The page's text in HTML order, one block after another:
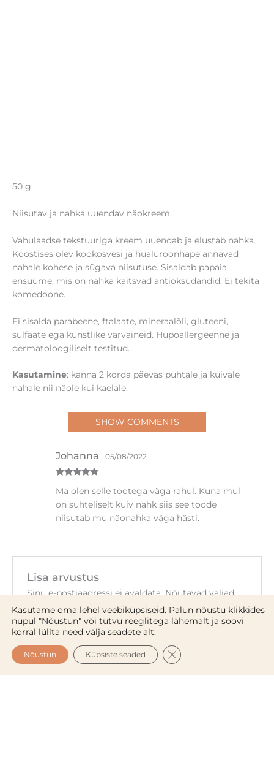
50 g
Niisutav ja nahka uuendav näokreem.
Vahulaadse tekstuuriga kreem uuendab ja elustab nahka.
Koostises olev kookosvesi ja hüaluroonhape annavad
nahale kohese ja sügava niisutuse. Sisaldab papaia
ensüüme, mis on nahka kaitsvad antioksüdandid. Ei tekita
komedoone.
Ei sisalda parabeene, ftalaate, mineraalõli, gluteeni,
sulfaate ega kunstlike värvaineid. Hüpoallergeenne ja
dermatoloogiliselt testitud.
Kasutamine: kanna 2 korda päevas puhtale ja kuivale
nahale nii näole kui kaelale.
SHOW COMMENTS
5/ 5
Johanna 05/08/2022
Ma olen selle tootega väga rahul. Kuna mul
on suhteliselt kuiv nahk siis see toode
niisutab mu näonahka väga hästi.
Lisa arvustus
Sinu e-postiaadressi ei avaldata. Nõutavad väljad
on tähistatud*-ga
Sinu hinnang*
Sinu arvustus*
Kasutame oma lehel veebiküpsiseid. Palun nõustu klikkides
nupul "Nõustun" või tutvu reeglitega lähemalt ja soovi
korral lülita need välja seadete alt.
Nõustun Küpsiste seaded CLOSE GDPR COOKIE